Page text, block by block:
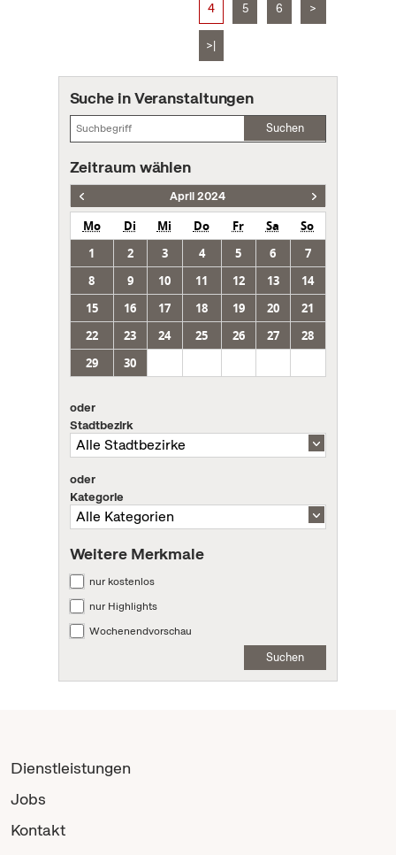
4 5 6 >
>|
Suche in Veranstaltungen
Suchen
Zeitraum wählen
April 2024
Mo Di Mi Do Fr Sa
So
1
2 3 4 5 6
7
8
9 10 11 12 13
14
15
16 17 18 19 20
21
22
23 24 25 26 27
28
29
30
oder
Stadtbezirk
oder
Kategorie
Weitere Merkmale
nur kostenlos
nur Highlights
Wochenendvorschau
Suchen
Dienstleistungen
Jobs
Kontakt